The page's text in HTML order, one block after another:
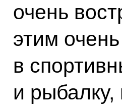
очень
этим
в
и